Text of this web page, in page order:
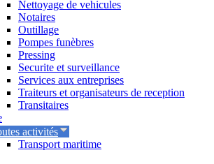
Nettoyage de vehicules
Notaires
Outillage
Pompes funèbres
Pressing
Securite et surveillance
Services aux entreprises
Traiteurs et organisateurs de reception
Transitaires
activités
Transport maritime